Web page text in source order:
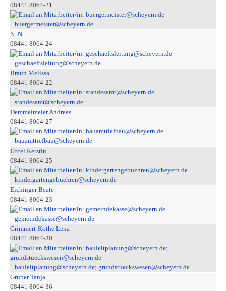
08441 8064-21
buergermeister@scheyern.de
N. N.
08441 8064-24
geschaeftsleitung@scheyern.de
Braun Melissa
08441 8064-22
standesamt@scheyern.de
Demmelmeier Andreas
08441 8064-27
bauamttiefbau@scheyern.de
Eccel Kerstin
08441 8064-25
kindergartengebuehren@scheyern.de
Eichinger Beate
08441 8064-23
gemeindekasse@scheyern.de
Grimmert-Köthe Lena
08441 8064-30
bauleitplanung@scheyern.de; grundstueckswesen@scheyern.de
Gruber Tanja
08441 8064-36